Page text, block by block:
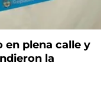
en plena calle y
la